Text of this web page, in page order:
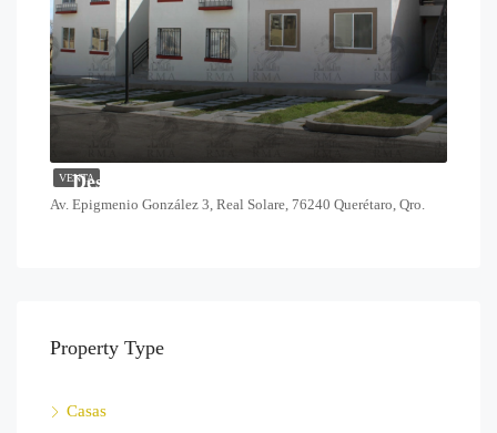
VENTA
Desde $1,378,000
Av. Epigmenio González 3, Real Solare, 76240 Querétaro, Qro.
Property Type
Casas